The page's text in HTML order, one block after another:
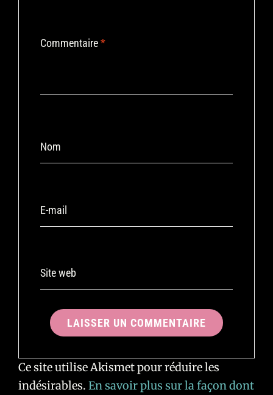
Commentaire*
Nom
E-mail
Site web
Ce site utilise Akismet pour réduire les
indésirables. En savoir plus sur la façon dont